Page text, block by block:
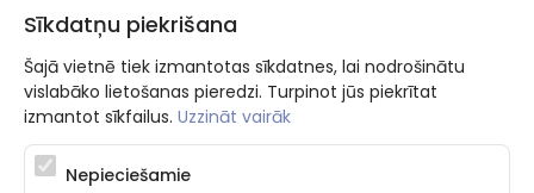
Sīkdatņu piekrišana
Šajā vietnē tiek izmantotas sīkdatnes, lai nodrošinātu
vislabāko lietošanas pieredzi. Turpinot jūs piekrītat
izmantot sīkfailus. Uzzināt vairāk
Nepieciešamie